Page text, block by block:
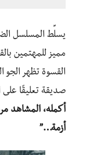
يسلِّط المسلسل
مميز للمهتمين
القسوة تظهر الجو
صديقة تعليقًا
أكمله، المشاهد
أزمة…”